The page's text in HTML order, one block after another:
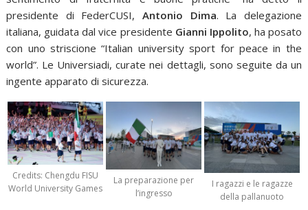
presidente di FederCUSI, Antonio Dima. La delegazione
italiana, guidata dal vice presidente Gianni Ippolito, ha posato
con uno striscione “Italian university sport for peace in the
world”. Le Universiadi, curate nei dettagli, sono seguite da un
ingente apparato di sicurezza.
Credits: Chengdu FISU
World University Games
La preparazione per
l’ingresso
I ragazzi e le ragazze
della pallanuoto